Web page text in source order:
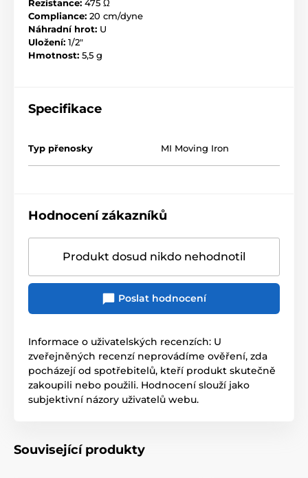
Rezistance: 475 Ω
Compliance: 20 cm/dyne
Náhradní hrot: U
Uložení: 1/2"
Hmotnost: 5,5 g
Specifikace
Typ přenosky MI Moving Iron
Hodnocení zákazníků
Produkt dosud nikdo nehodnotil
Poslat hodnocení
Informace o uživatelských recenzích: U
zveřejněných recenzí neprovádíme ověření, zda
pocházejí od spotřebitelů, kteří produkt skutečně
zakoupili nebo použili. Hodnocení slouží jako
subjektivní názory uživatelů webu.
Související produkty